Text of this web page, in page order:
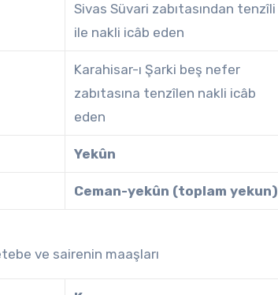
Sivas Süvari zabıtasından tenzîli
ile nakli icâb eden
Karahisar-ı Şarki beş nefer
zabıtasına tenzîlen nakli icâb
eden
Yekûn
Ceman-yekûn (toplam yekun)
ve sairenin maaşları